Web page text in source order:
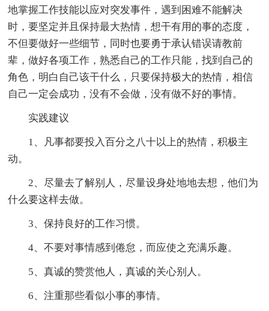
地掌握工作技能以应对突发事件，遇到困难不能解决
时，要坚定并且保持最大热情，想干有用的事的态度，
不但要做好一些细节，同时也要勇于承认错误请教前
辈，做好各项工作，熟悉自己的工作只能，找到自己的
角色，明白自己该干什么，只要保持极大的热情，相信
自己一定会成功，没有不会做，没有做不好的事情。
实践建议
1、凡事都要投入百分之八十以上的热情，积极主
动。
2、尽量去了解别人，尽量设身处地地去想，他们为
什么要这样去做。
3、保持良好的工作习惯。
4、不要对事情感到倦怠，而应使之充满乐趣。
5、真诚的赞赏他人，真诚的关心别人。
6、注重那些看似小事的事情。